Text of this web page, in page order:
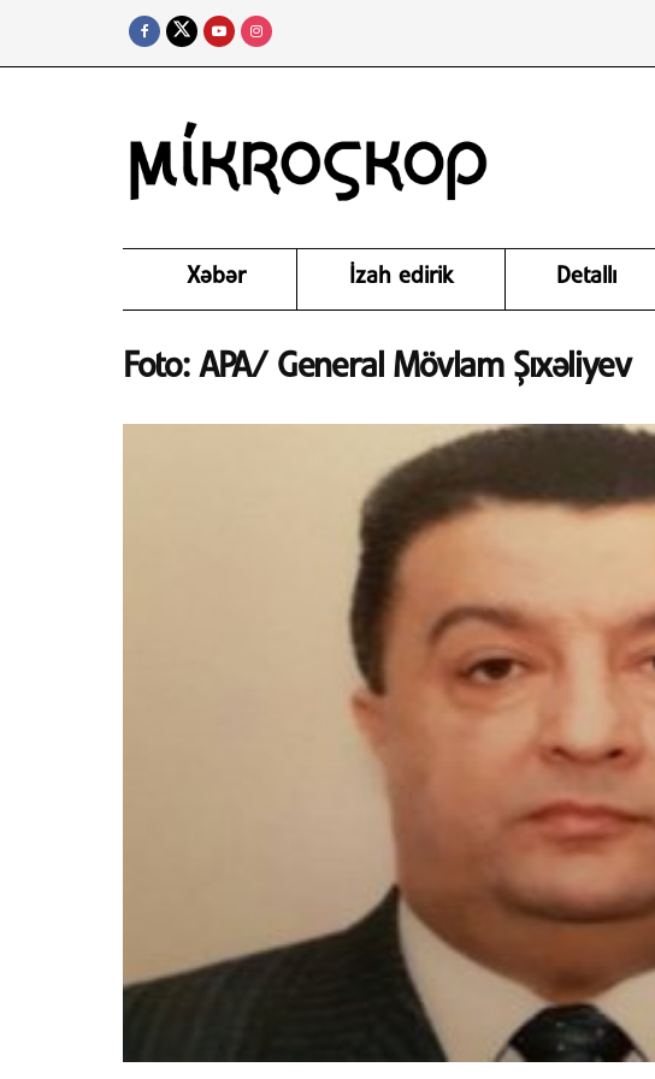
Xəbər İzah edirik Detallı
Foto: APA/ General Mövlam Şıxəliyev